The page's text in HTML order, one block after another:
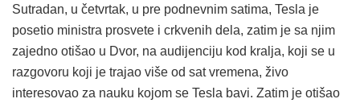
Sutradan, u četvrtak, u pre podnevnim satima, Tesla je
posetio ministra prosvete i crkvenih dela, zatim je sa njim
zajedno otišao u Dvor, na audijenciju kod kralja, koji se u
razgovoru koji je trajao više od sat vremena, živo
interesovao za nauku kojom se Tesla bavi. Zatim je otišao